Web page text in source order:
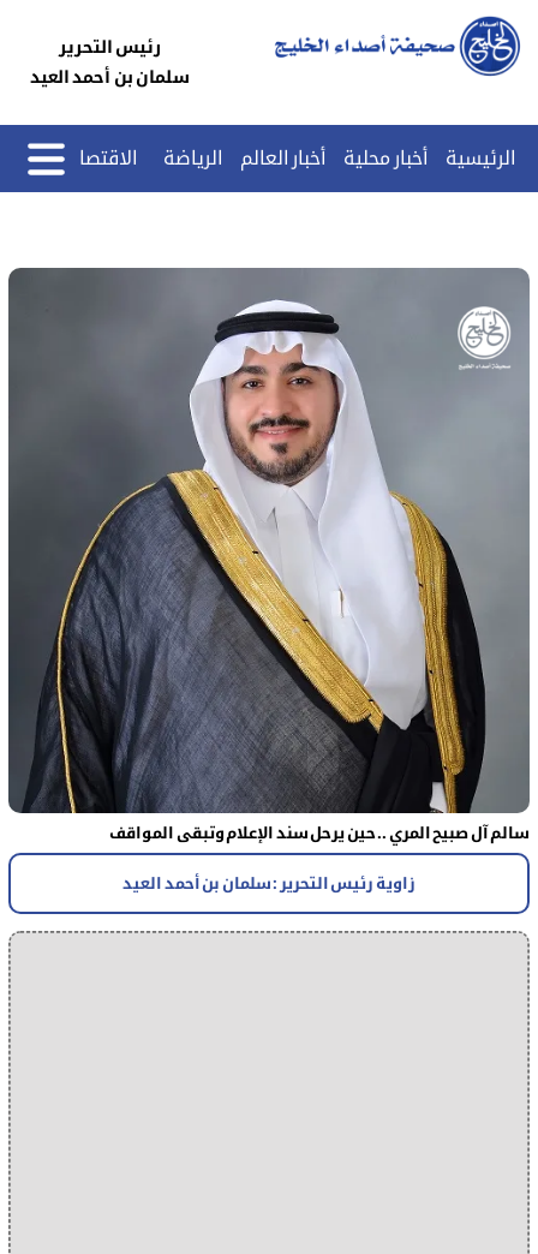
رئيس التحرير
سلمان بن أحمد العيد
الرئيسية أخبار محلية أخبار العالم الرياضة الاقتصاد
سالم آل صبيح المري .. حين يرحل سند الإعلام وتبقى المواقف
زاوية رئيس التحرير : سلمان بن أحمد العيد